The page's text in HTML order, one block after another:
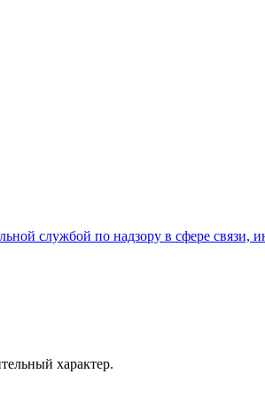
службой по надзору в сфере связи,
характер.